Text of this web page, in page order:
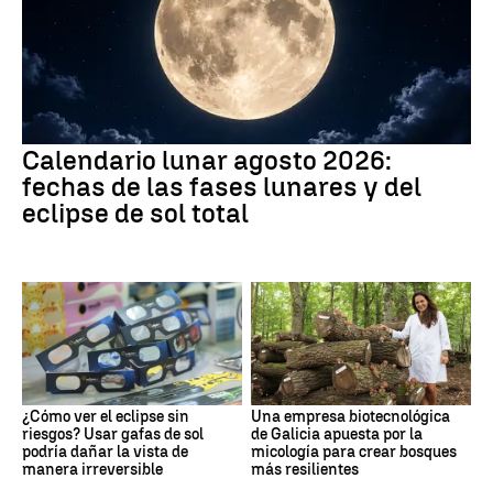
Calendario lunar agosto 2026:
fechas de las fases lunares y del
eclipse de sol total
¿Cómo ver el eclipse sin
riesgos? Usar gafas de sol
podría dañar la vista de
manera irreversible
Una empresa biotecnológica
de Galicia apuesta por la
micología para crear bosques
más resilientes